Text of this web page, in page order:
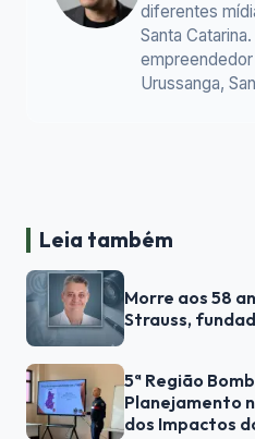
diferentes
Santa
Urussanga,
Leia também
Morre aos 58
Strauss,
5ª Região
Planejamento
dos Impactos